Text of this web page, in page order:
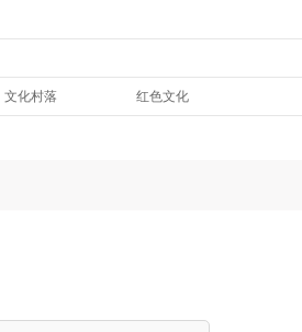
文化村落
红色文化